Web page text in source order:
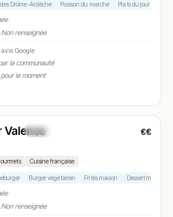
Drôme-Ardèche Poisson du marché Plats du jour
Non renseignée
avis Google
la communauté
le moment
Valence €€
Cuisine française
Burger végétarien Frites maison Dessert maison
Non renseignée